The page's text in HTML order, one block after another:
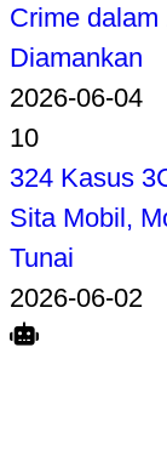
Crime dalam
Diamankan
2026-06-04
10
324 Kasus
Sita Mobil,
Tunai
2026-06-02